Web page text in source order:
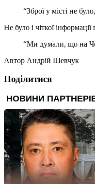
“Зброї у місті не
Не було і чіткої
“Ми думали, що на
Автор Андрій Шевчук
Поділитися